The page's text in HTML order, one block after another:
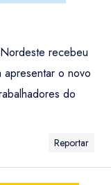
recebeu
o novo
do
Reportar